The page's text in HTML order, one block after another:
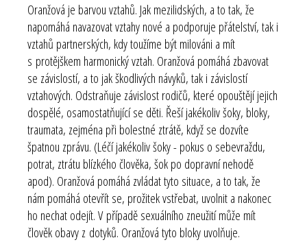
Oranžová je barvou vztahů. Jak mezilidských, a to tak, že
napomáhá navazovat vztahy nové a podporuje přátelství, tak i
vztahů partnerských, kdy toužíme být milováni a mít
s protějškem harmonický vztah. Oranžová pomáhá zbavovat
se závislostí, a to jak škodlivých návyků, tak i závislostí
vztahových. Odstraňuje závislost rodičů, které opouštějí jejich
dospělé, osamostatňující se děti. Řeší jakékoliv šoky, bloky,
traumata, zejména při bolestné ztrátě, když se dozvíte
špatnou zprávu. (Léčí jakékoliv šoky - pokus o sebevraždu,
potrat, ztrátu blízkého člověka, šok po dopravní nehodě
apod). Oranžová pomáhá zvládat tyto situace, a to tak, že
nám pomáhá otevřít se, prožitek vstřebat, uvolnit a nakonec
ho nechat odejít. V případě sexuálního zneužití může mít
člověk obavy z dotyků. Oranžová tyto bloky uvolňuje.